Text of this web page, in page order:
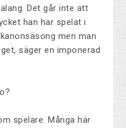
Det går inte att
han har spelat i
men man
säger en imponerad
spelare. Många här